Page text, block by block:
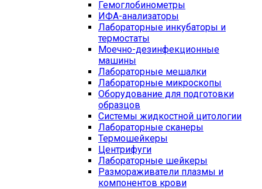
Гемоглобинометры
ИФА-анализаторы
Лабораторные инкубаторы и
термостаты
Моечно-дезинфекционные
машины
Лабораторные мешалки
Лабораторные микроскопы
Оборудование для подготовки
образцов
Системы жидкостной цитологии
Лабораторные сканеры
Термошейкеры
Центрифуги
Лабораторные шейкеры
Размораживатели плазмы и
компонентов крови